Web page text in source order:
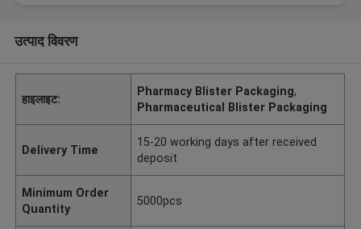
उत्पाद विवरण
हाइलाइट:
Pharmacy Blister Packaging,
Pharmaceutical Blister Packaging
Delivery Time
15-20 working days after received
deposit
Minimum Order
Quantity
5000pcs